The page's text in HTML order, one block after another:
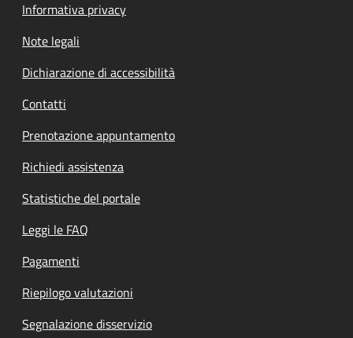
Informativa privacy
Note legali
Dichiarazione di accessibilità
Contatti
Prenotazione appuntamento
Richiedi assistenza
Statistiche del portale
Leggi le FAQ
Pagamenti
Riepilogo valutazioni
Segnalazione disservizio